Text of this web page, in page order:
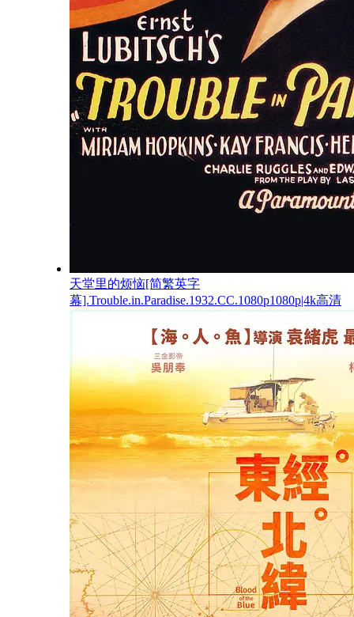
天堂里的烦恼[简繁英字
幕].Trouble.in.Paradise.1932.CC.1080p1080p|4k高清